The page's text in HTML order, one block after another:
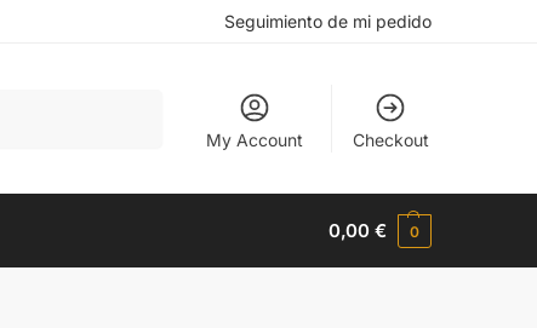
Seguimiento de mi pedido
My Account Checkout
0,00€ 0